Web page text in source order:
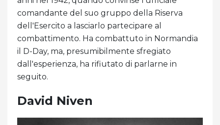
comandante del suo gruppo della Riserva
dell'Esercito a lasciarlo partecipare al
combattimento. Ha combattuto in Normandia
il D-Day, ma, presumibilmente sfregiato
dall'esperienza, ha rifiutato di parlarne in
seguito.
David Niven